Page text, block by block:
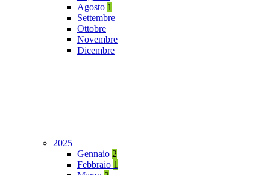
Agosto 1
Settembre
Ottobre
Novembre
Dicembre
2025
Gennaio 2
Febbraio 1